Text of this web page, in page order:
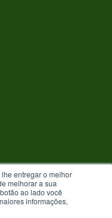
entregar o melhor
melhorar a sua
ao lado você
informações,